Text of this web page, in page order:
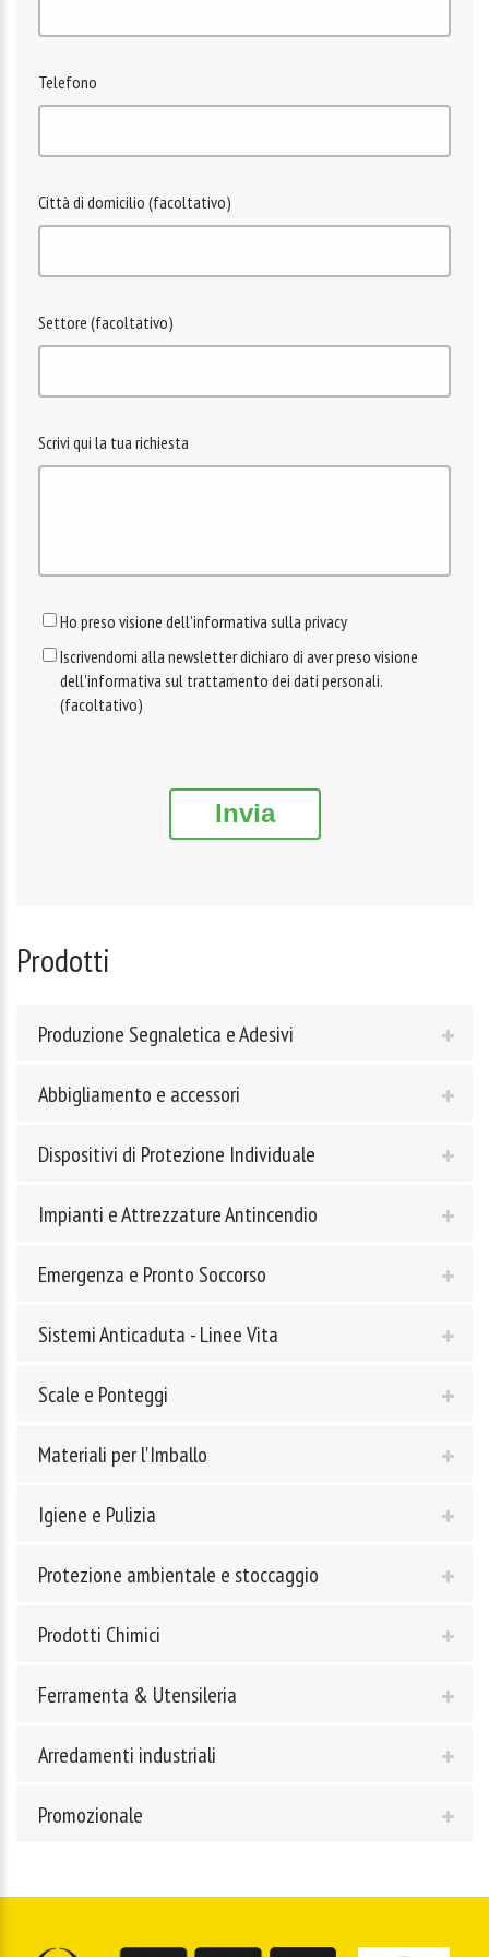
Telefono
Città di domicilio (facoltativo)
Settore (facoltativo)
Scrivi qui la tua richiesta
Ho preso visione dell'informativa sulla privacy
Iscrivendomi alla newsletter dichiaro di aver preso visione
dell'informativa sul trattamento dei dati personali.
(facoltativo)
Invia
Prodotti
Produzione Segnaletica e Adesivi
Abbigliamento e accessori
Dispositivi di Protezione Individuale
Impianti e Attrezzature Antincendio
Emergenza e Pronto Soccorso
Sistemi Anticaduta - Linee Vita
Scale e Ponteggi
Materiali per l'Imballo
Igiene e Pulizia
Protezione ambientale e stoccaggio
Prodotti Chimici
Ferramenta & Utensileria
Arredamenti industriali
Promozionale